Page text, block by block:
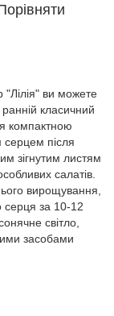
"Лілія" ви можете
класичний
компактною
серцем після
зігнутим листям
салатів.
вирощування,
серця за 10-12
світло,
засобами